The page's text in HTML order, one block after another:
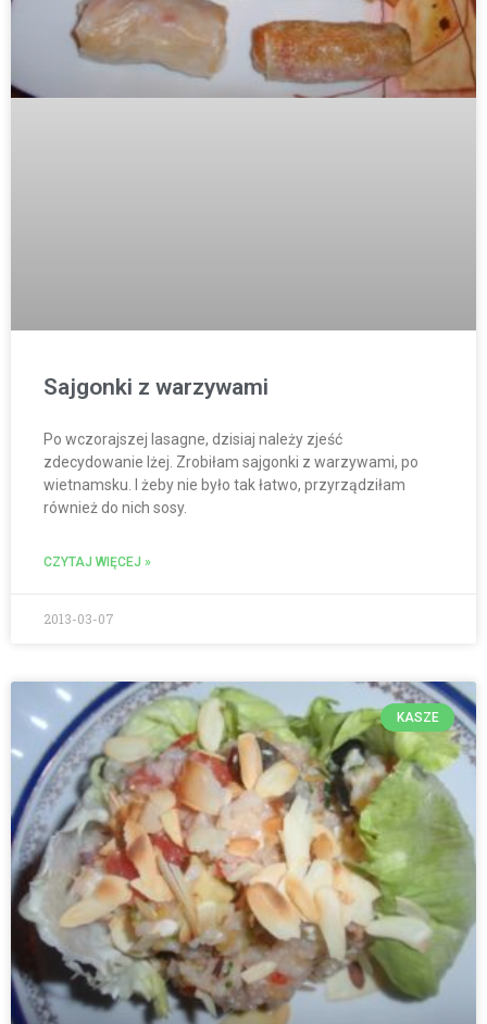
Sajgonki z warzywami
Po wczorajszej lasagne, dzisiaj należy zjeść
zdecydowanie lżej. Zrobiłam sajgonki z warzywami, po
wietnamsku. I żeby nie było tak łatwo, przyrządziłam
również do nich sosy.
CZYTAJ WIĘCEJ »
2013-03-07
KASZE